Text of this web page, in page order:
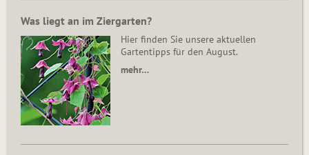
Was liegt an im Ziergarten?
Hier finden Sie unsere aktuellen
Gartentipps für den August.
mehr…